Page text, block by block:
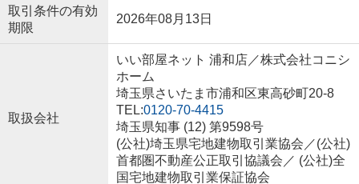
取引条件の有効
期限
2026年08月13日
取扱会社
いい部屋ネット 浦和店／株式会社コニシ
ホーム
埼玉県さいたま市浦和区東高砂町20-8
TEL:0120-70-4415
埼玉県知事 (12) 第9598号
(公社)埼玉県宅地建物取引業協会／(公社)
首都圏不動産公正取引協議会／ (公社)全
国宅地建物取引業保証協会